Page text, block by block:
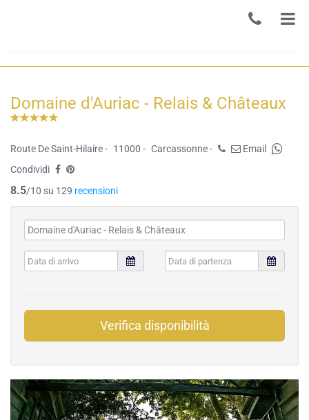
Domaine d'Auriac - Relais & Châteaux
Route De Saint-Hilaire - 11000 - Carcassonne -
Email
Condividi
8.5/10 su 129 recensioni
Verifica disponibilità